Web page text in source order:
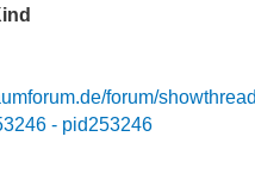
forum/
- pid253246